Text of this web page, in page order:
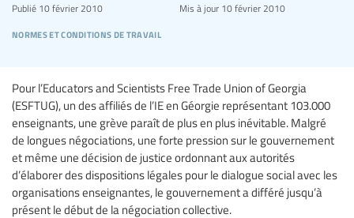
normes et conditions de travail
Publié 10 février 2010 Mis à jour10 février 2010
Pour l’Educators and Scientists Free Trade Union of Georgia
(ESFTUG), un des affiliés de l’IE en Géorgie représentant 103.000
enseignants, une grève paraît de plus en plus inévitable. Malgré
de longues négociations, une forte pression sur le gouvernement
et même une décision de justice ordonnant aux autorités
d’élaborer des dispositions légales pour le dialogue social avec les
organisations enseignantes, le gouvernement a différé jusqu’à
présent le début de la négociation collective.